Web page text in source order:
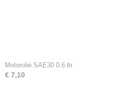
Motorolie SAE30 0.6 ltr
€ 7,10